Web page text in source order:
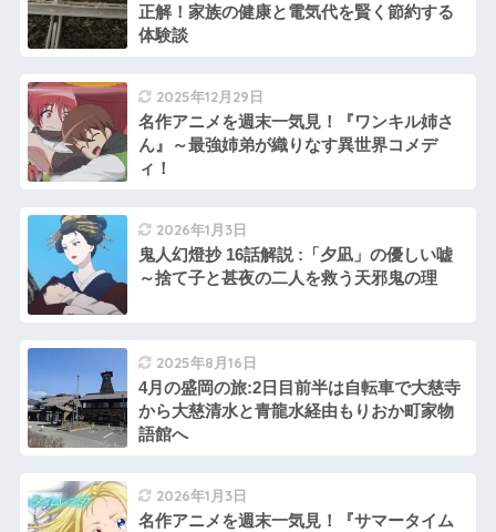
正解！家族の健康と電気代を賢く節約する
体験談
2025年12月29日
名作アニメを週末一気見！『ワンキル姉さ
ん』～最強姉弟が織りなす異世界コメデ
ィ！
2026年1月3日
鬼人幻燈抄 16話解説 :「夕凪」の優しい嘘
～捨て子と甚夜の二人を救う天邪鬼の理
2025年8月16日
4月の盛岡の旅:2日目前半は自転車で大慈寺
から大慈清水と青龍水経由もりおか町家物
語館へ
2026年1月3日
名作アニメを週末一気見！『サマータイム